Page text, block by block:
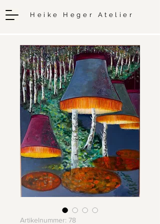
Heike Heger Atelier
Artikelnummer: 78